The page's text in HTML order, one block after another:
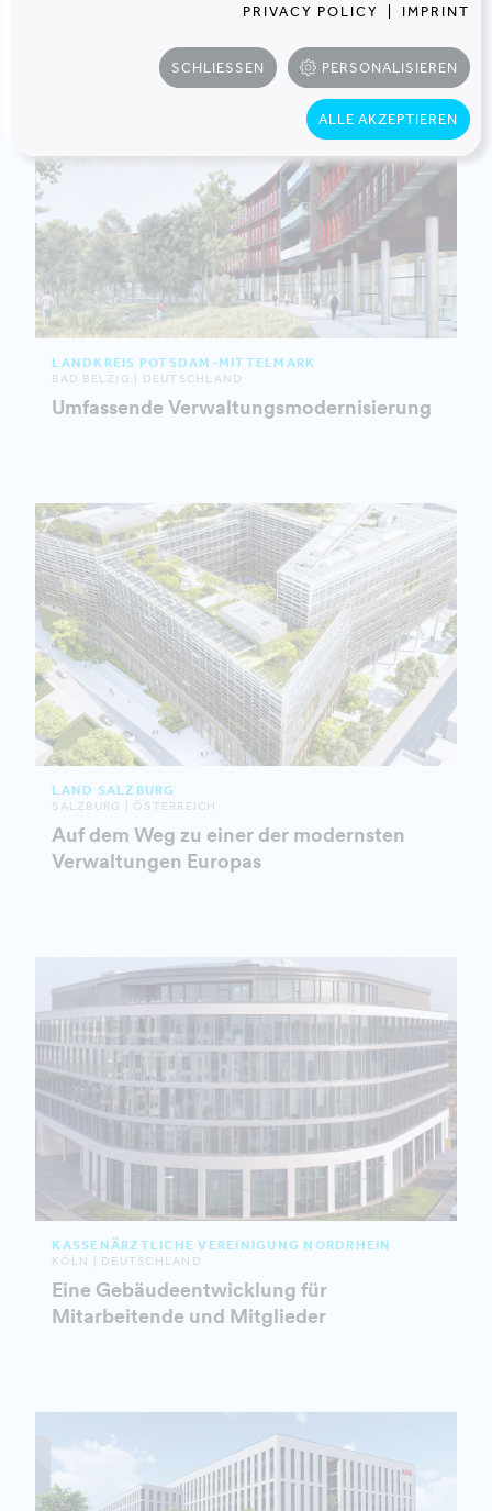
LANDKREIS POTSDAM-MITTELMARK
BAD BELZIG | DEUTSCHLAND
Umfassende Verwaltungsmodernisierung
LAND SALZBURG
SALZBURG | ÖSTERREICH
Auf dem Weg zu einer der modernsten
Verwaltungen Europas
KASSENÄRZTLICHE VEREINIGUNG NORDRHEIN
KÖLN | DEUTSCHLAND
Eine Gebäudeentwicklung für
Mitarbeitende und Mitglieder
PRIVACY POLICY IMPRINT
SCHLIESSEN PERSONALISIEREN
ALLE AKZEPTIEREN